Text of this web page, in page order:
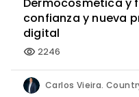
confianza y nueva
digital
visibility 2246